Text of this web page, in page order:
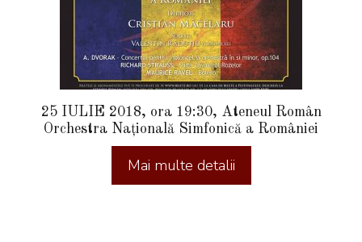
25 IULIE 2018, ora 19:30, Ateneul Român
Orchestra Națională Simfonică a României